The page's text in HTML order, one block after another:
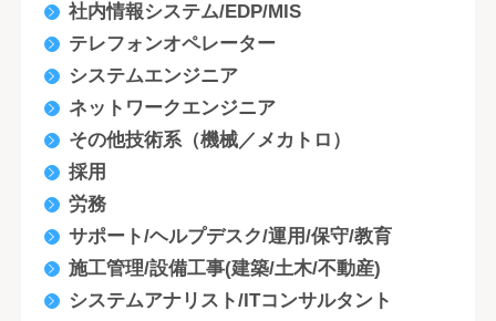
社内情報システム/EDP/MIS
テレフォンオペレーター
システムエンジニア
ネットワークエンジニア
その他技術系（機械／メカトロ）
採用
労務
サポート/ヘルプデスク/運用/保守/教育
施工管理/設備工事(建築/土木/不動産)
システムアナリスト/ITコンサルタント